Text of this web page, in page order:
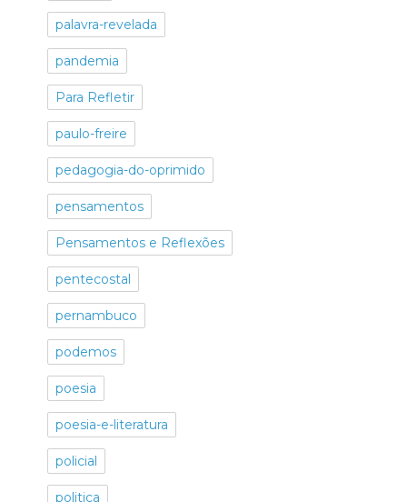
palavra-revelada
pandemia
Para Refletir
paulo-freire
pedagogia-do-oprimido
pensamentos
Pensamentos e Reflexões
pentecostal
pernambuco
podemos
poesia
poesia-e-literatura
policial
politica